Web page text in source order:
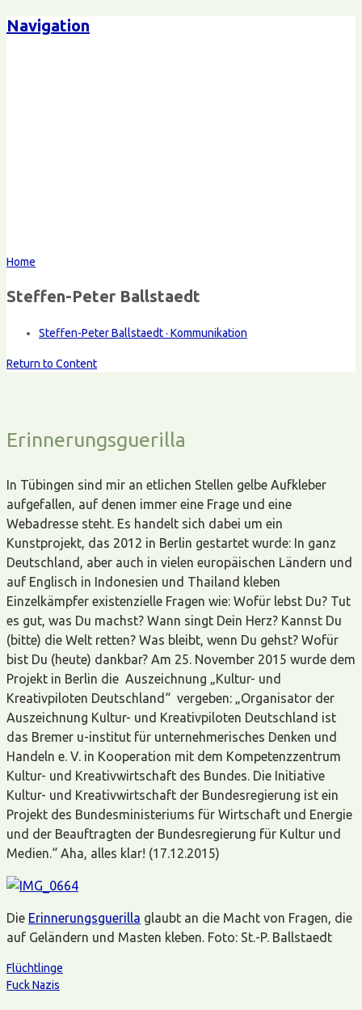
Navigation
Home
Steffen-Peter Ballstaedt
Steffen-Peter Ballstaedt · Kommunikation
Return to Content
Erinnerungsguerilla
In Tübingen sind mir an etlichen Stellen gelbe Aufkleber
aufgefallen, auf denen immer eine Frage und eine
Webadresse steht. Es handelt sich dabei um ein
Kunstprojekt, das 2012 in Berlin gestartet wurde: In ganz
Deutschland, aber auch in vielen europäischen Ländern und
auf Englisch in Indonesien und Thailand kleben
Einzelkämpfer existenzielle Fragen wie: Wofür lebst Du? Tut
es gut, was Du machst? Wann singt Dein Herz? Kannst Du
(bitte) die Welt retten? Was bleibt, wenn Du gehst? Wofür
bist Du (heute) dankbar? Am 25. November 2015 wurde dem
Projekt in Berlin die Auszeichnung „Kultur- und
Kreativpiloten Deutschland“ vergeben: „Organisator der
Auszeichnung Kultur- und Kreativpiloten Deutschland ist
das Bremer u-institut für unternehmerisches Denken und
Handeln e. V. in Kooperation mit dem Kompetenzzentrum
Kultur- und Kreativwirtschaft des Bundes. Die Initiative
Kultur- und Kreativwirtschaft der Bundesregierung ist ein
Projekt des Bundesministeriums für Wirtschaft und Energie
und der Beauftragten der Bundesregierung für Kultur und
Medien.“ Aha, alles klar! (17.12.2015)
Die Erinnerungsguerilla glaubt an die Macht von Fragen, die
auf Geländern und Masten kleben. Foto: St.-P. Ballstaedt
Flüchtlinge
Fuck Nazis